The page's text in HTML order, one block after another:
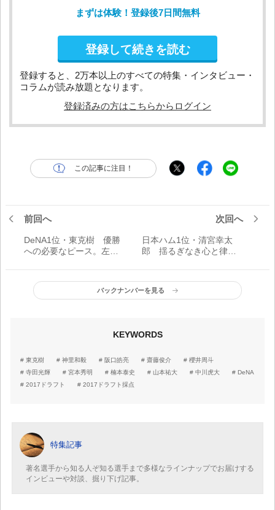
まずは体験！登録後7日間無料
登録して続きを読む
登録すると、2万本以上のすべての特集・インタビュー・
コラムが読み放題となります。
登録済みの方はこちらからログイン
この記事に注目！
前回へ
DeNA1位・東克樹 優勝
への必要なピース。左腕
次回へ
日本ハム1位・清宮幸太
郎 揺るぎなき心と律す
ートライン
バックナンバーを見る
KEYWORDS
東克樹 神里和毅 阪口皓亮 齋藤俊介
櫻井周斗
寺田光輝
宮本秀明 楠本泰史 山本祐大 中川虎大
DeNA
2017ドラフト
2017ドラフト採点
特集記事
著名選手から知る人ぞ知る選手まで多様なラインナップでお届けする
インビューや対談、掘り下げ記事。